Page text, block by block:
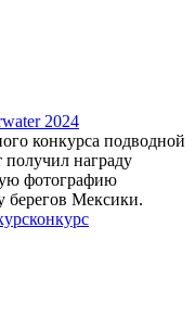
2024
конкурса подводной
награду
фотографию
берегов Мексики.
конкурс